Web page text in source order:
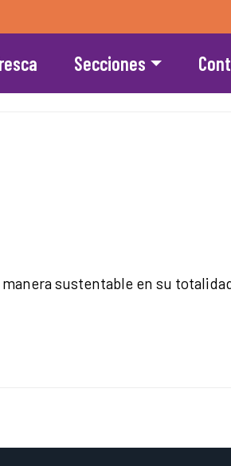
Secciones
sustentable en su